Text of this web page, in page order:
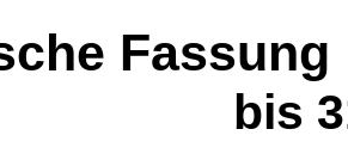
Fassung
bis